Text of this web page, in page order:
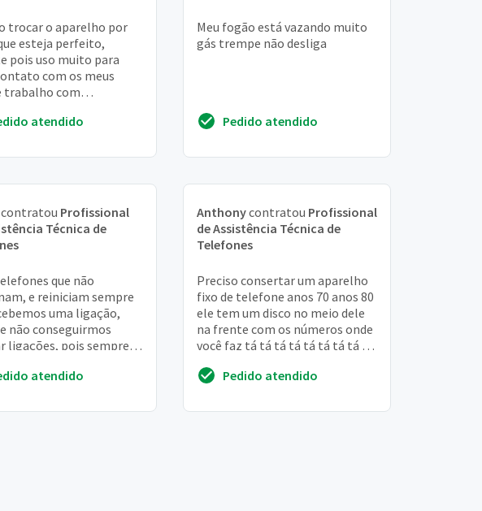
trocar o aparelho por
esteja perfeito,
pois uso muito para
com os meus
trabalho com
atendido
Meu fogão está vazando muito
gás trempe não desliga
Pedido atendido
contratou Profissional
Técnica de
que não
e reiniciam sempre
uma ligação,
não conseguirmos
ligações, pois sempre
é que seja con...
atendido
Anthonycontratou Profissional
de Assistência Técnica de
Telefones
Preciso consertar um aparelho
fixo de telefone anos 70 anos 80
ele tem um disco no meio dele
na frente com os números onde
você faz tá tá tá tá tá tá tá tá tá
Pedido atendido